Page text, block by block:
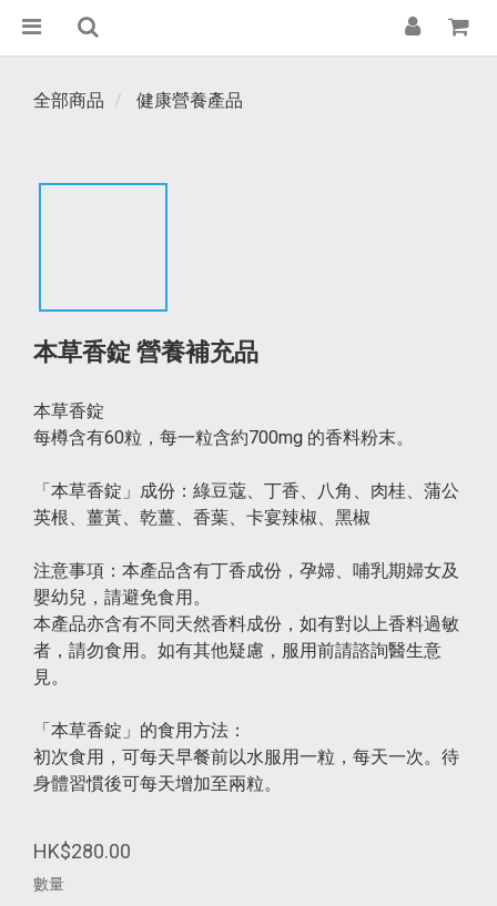
全部商品 健康營養產品
本草香錠 營養補充品
本草香錠
每樽含有60粒，每一粒含約700mg 的香料粉末。
「本草香錠」成份：綠豆蔻、丁香、八角、肉桂、蒲公
英根、薑黃、乾薑、香葉、卡宴辣椒、黑椒
注意事項：本產品含有丁香成份，孕婦、哺乳期婦女及
嬰幼兒，請避免食用。
本產品亦含有不同天然香料成份，如有對以上香料過敏
者，請勿食用。如有其他疑慮，服用前請諮詢醫生意
見。
「本草香錠」的食用方法：
初次食用，可每天早餐前以水服用一粒，每天一次。待
身體習慣後可每天增加至兩粒。
HK$280.00
數量